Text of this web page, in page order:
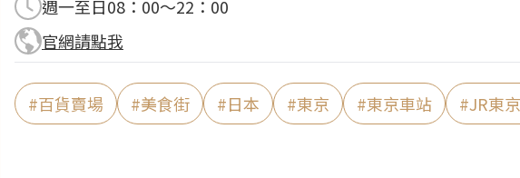
週一至日08：00～22：00
官網請點我
#百貨賣場 #美食街 #日本 #東京 #東京車站 #JR東